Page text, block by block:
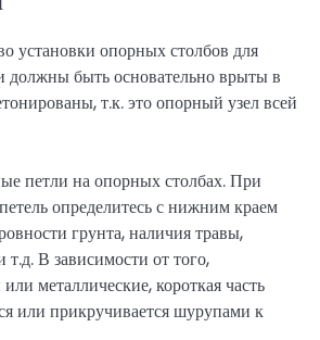
установки опорных столбов для
должны быть основательно врыты в
т.к. это опорный узел всей
петли на опорных столбах. При
определитесь с нижним краем
грунта, наличия травы,
В зависимости от того,
металлические, короткая часть
или прикручивается шурупами к